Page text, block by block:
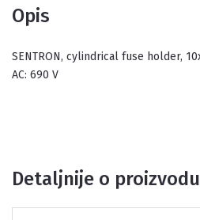
Opis
SENTRON, cylindrical fuse holder, 10x38 mm, 3-pole, In: 32 A, Un
AC: 690 V
Detaljnije o proizvodu